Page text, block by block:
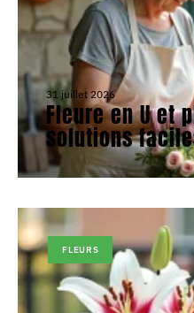
31 juillet 2026
Fleure en U et
solutions
FLEURS